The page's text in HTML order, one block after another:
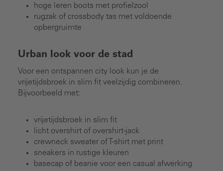
hoge leren boots met profielzool
rugzak of crossbody tas met voldoende
opbergruimte
Urban look voor de stad
Voor een ontspannen city look kun je de
vrijetijdsbroek in slim fit veelzijdig combineren.
Bijvoorbeeld met:
vrijetijdsbroek in slim fit
licht overshirt of overshirt-jack
crewneck sweater of T-shirt met print
sneakers in rustige kleuren
basecap of beanie voor een casual afwerking